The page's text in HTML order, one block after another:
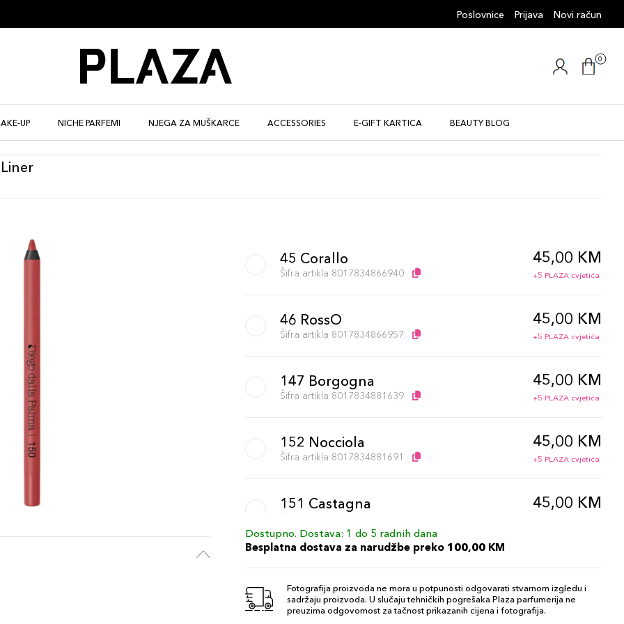
Poslovnice Prijava Novi račun
0
UP NICHE PARFEMI NJEGA ZA MUŠKARCE ACCESSORIES E-GIFT KARTICA BEAUTY BLOG
45 Corallo
Šifra artikla 8017834866940
45,00 KM
+5 PLAZA cvjetića
46 RossO
Šifra artikla 8017834866957
45,00 KM
+5 PLAZA cvjetića
147 Borgogna
Šifra artikla 8017834881639
45,00 KM
+5 PLAZA cvjetića
152 Nocciola
Šifra artikla 8017834881691
45,00 KM
+5 PLAZA cvjetića
151 Castagna 45,00 KM
Dostupno. Dostava: 1 do 5 radnih dana
Besplatna dostava za narudžbe preko 100,00 KM
Fotografija proizvoda ne mora u potpunosti odgovarati stvarnom izgledu i
sadržaju proizvoda. U slučaju tehničkih pogrešaka Plaza parfumerija ne
preuzima odgovornost za tačnost prikazanih cijena i fotografija.